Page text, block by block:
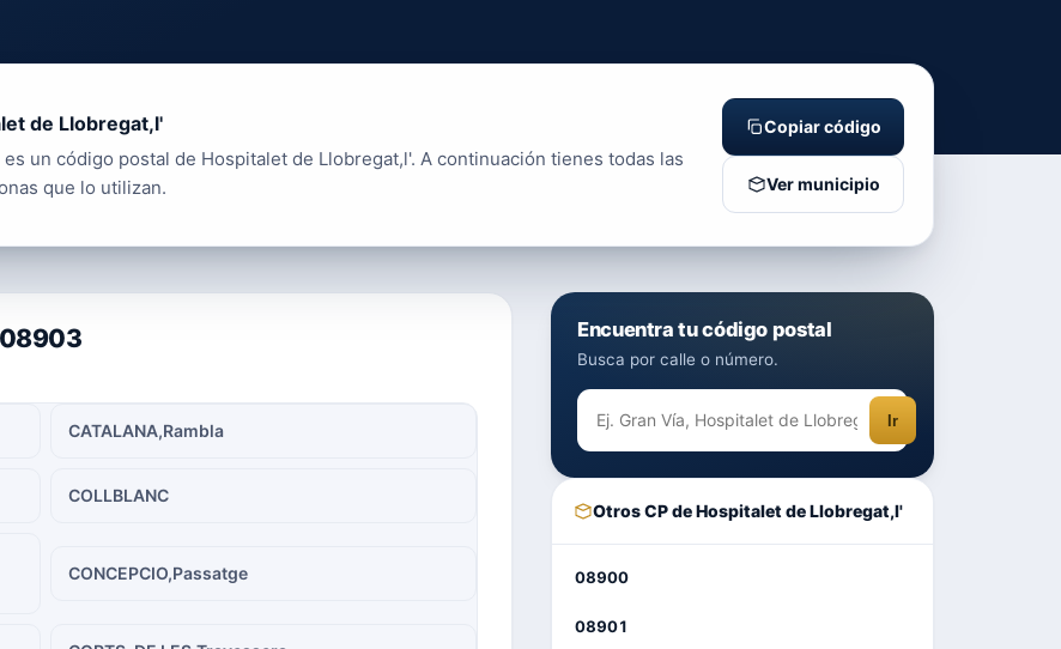
de Llobregat,l'
es un código postal de Hospitalet de Llobregat,l'. A continuación tienes todas las
que lo utilizan.
Copiar código
Ver municipio
CATALANA,Rambla
COLLBLANC
CONCEPCIO,Passatge
Encuentra tu código postal
Busca por calle o número.
Ir
Otros CP de Hospitalet de Llobregat,l'
08900
08901